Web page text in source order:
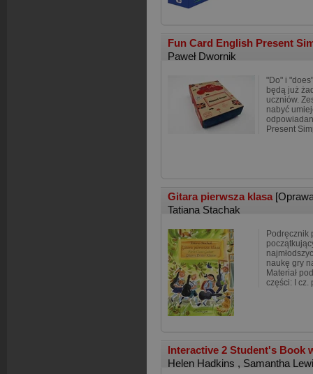
Fun Card English Present
Paweł Dwornik
"Do" i
będą już
uczniów.
nabyć
Present
Gitara pierwsza klasa
Tatiana Stachak
Podręcznik
naukę gry
Materiał
części: I cz.
Interactive 2 Student's Book
Helen Hadkins , Samantha